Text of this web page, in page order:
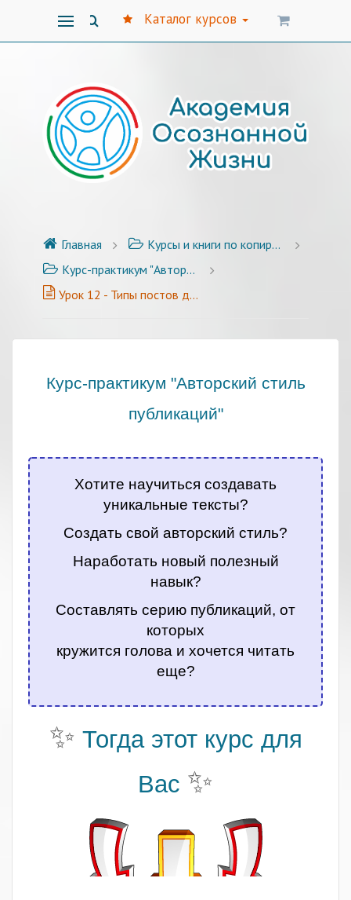
Каталог курсов
Главная
Курсы и книги по копирайтингу
Курс-практикум "Авторский стиль публикаций" - 25 уроков с примерами и заданиями
Урок 12 - Типы постов для соцсетей
Курс-практикум "Авторский стиль
публикаций"
Хотите научиться создавать
уникальные тексты?
Создать свой авторский стиль?
Наработать новый полезный
навык?
Составлять серию публикаций, от
которых
кружится голова и хочется читать
еще?
✨ Тогда этот курс для
Вас ✨